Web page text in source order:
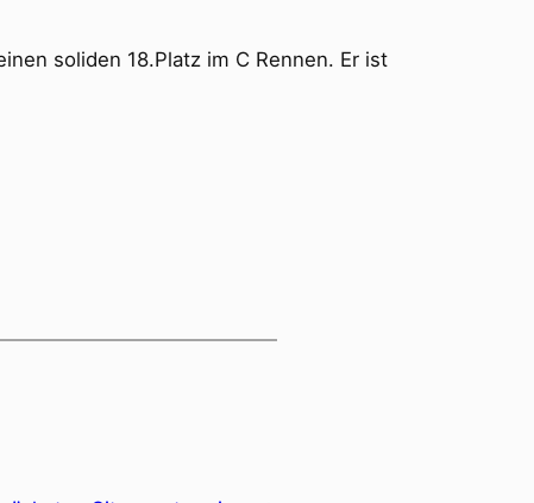
soliden 18.Platz im C Rennen. Er ist